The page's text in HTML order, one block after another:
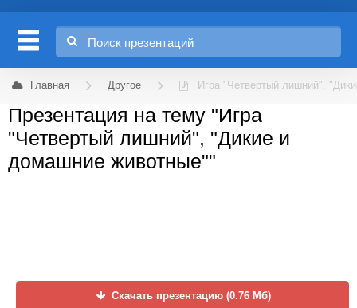
Главная Другое Игра "Четвертый лишний",
Презентация на тему "Игра
"Четвертый лишний", "Дикие и
домашние животные""
Скачать презентацию (0.76 Мб)